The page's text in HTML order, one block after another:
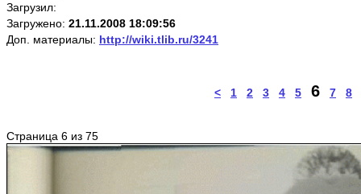
Загрузил:
Загружено: 21.11.2008 18:09:56
Доп. материалы: http://wiki.tlib.ru/3241
< 1 2 3 4 5 6 7 8
Страница 6 из 75